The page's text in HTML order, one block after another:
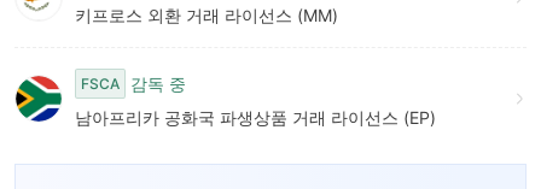
키프로스 외환 거래 라이선스 (MM)
FSCA
감독 중
남아프리카 공화국 파생상품 거래 라이선스 (EP)